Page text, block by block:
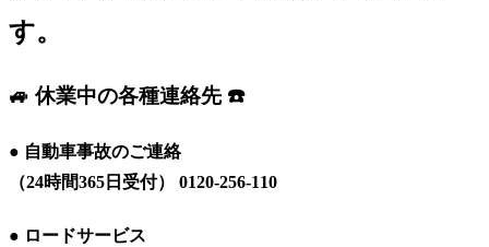
す。
🚙 休業中の各種連絡先 ☎️
● 自動車事故のご連絡
（24時間365日受付） 0120-256-110
● ロードサービス